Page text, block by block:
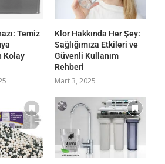
Temiz
Kolay
Klor Hakkında Her Şey:
Sağlığımıza Etkileri ve
Güvenli Kullanım
Rehberi
Mart 3, 2025